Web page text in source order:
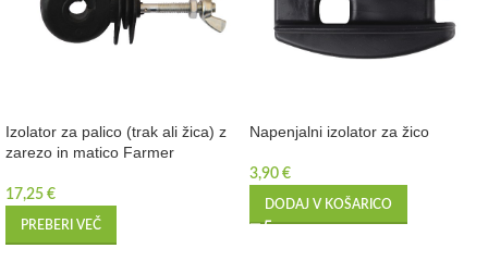
Izolator za palico (trak ali žica) z
zarezo in matico Farmer
17,25 €
PREBERI VEČ
Napenjalni izolator za žico
3,90 €
DODAJ V KOŠARICO